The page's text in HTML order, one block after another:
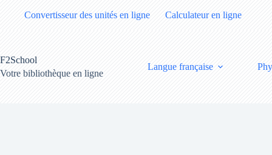
Convertisseur des unités en ligne Calculateur en ligne
F2School
Votre bibliothèque en ligne
Langue française